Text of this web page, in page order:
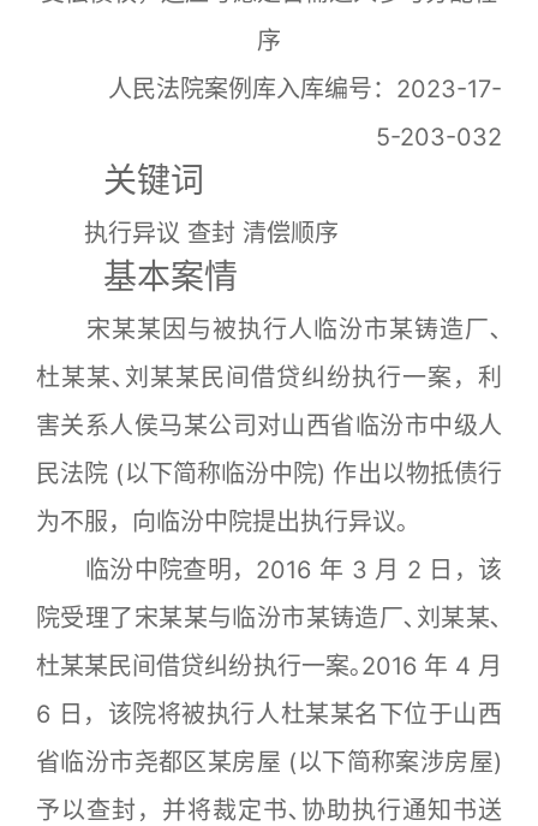
序
人民法院案例库入库编号：2023-17-
5-203-032
关键词
执行异议 查封 清偿顺序
基本案情
宋某某因与被执行人临汾市某铸造厂､
杜某某､刘某某民间借贷纠纷执行一案，利
害关系人侯马某公司对山西省临汾市中级人
民法院 (以下简称临汾中院) 作出以物抵债行
为不服，向临汾中院提出执行异议｡
临汾中院查明，2016 年 3 月 2 日，该
院受理了宋某某与临汾市某铸造厂､刘某某､
杜某某民间借贷纠纷执行一案｡2016 年 4 月
6 日，该院将被执行人杜某某名下位于山西
省临汾市尧都区某房屋 (以下简称案涉房屋)
予以查封，并将裁定书､协助执行通知书送